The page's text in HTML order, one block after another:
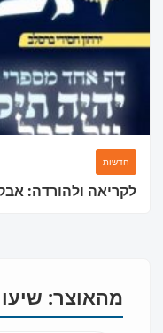
חדשות
לקריאה ולהורדה:
מהאוצר: